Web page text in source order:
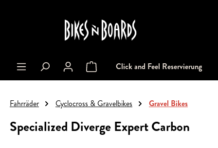
Warenkorb enthält 0 Positionen. Der
Click and Feel Reservierung
Fahrräder Cyclocross & Gravelbikes Gravel Bikes
Specialized Diverge Expert Carbon